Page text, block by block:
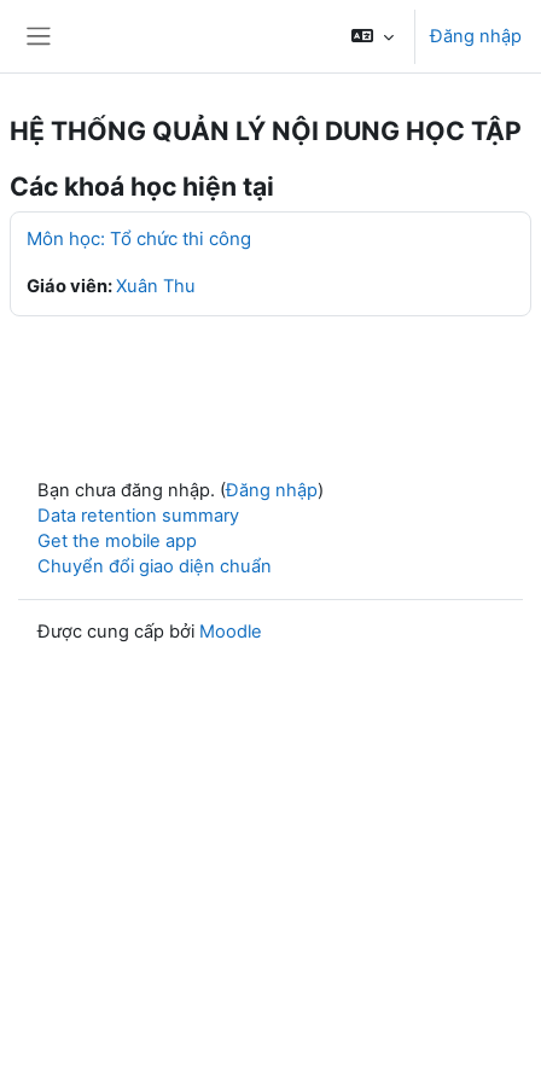
Đăng nhập
HỆ THỐNG QUẢN LÝ NỘI DUNG HỌC TẬP
Các khoá học hiện tại
Môn học: Tổ chức thi công
Giáo viên:Xuân Thu
Bạn chưa đăng nhập. (Đăng nhập)
Data retention summary
Get the mobile app
Chuyển đổi giao diện chuẩn
Được cung cấp bởi Moodle